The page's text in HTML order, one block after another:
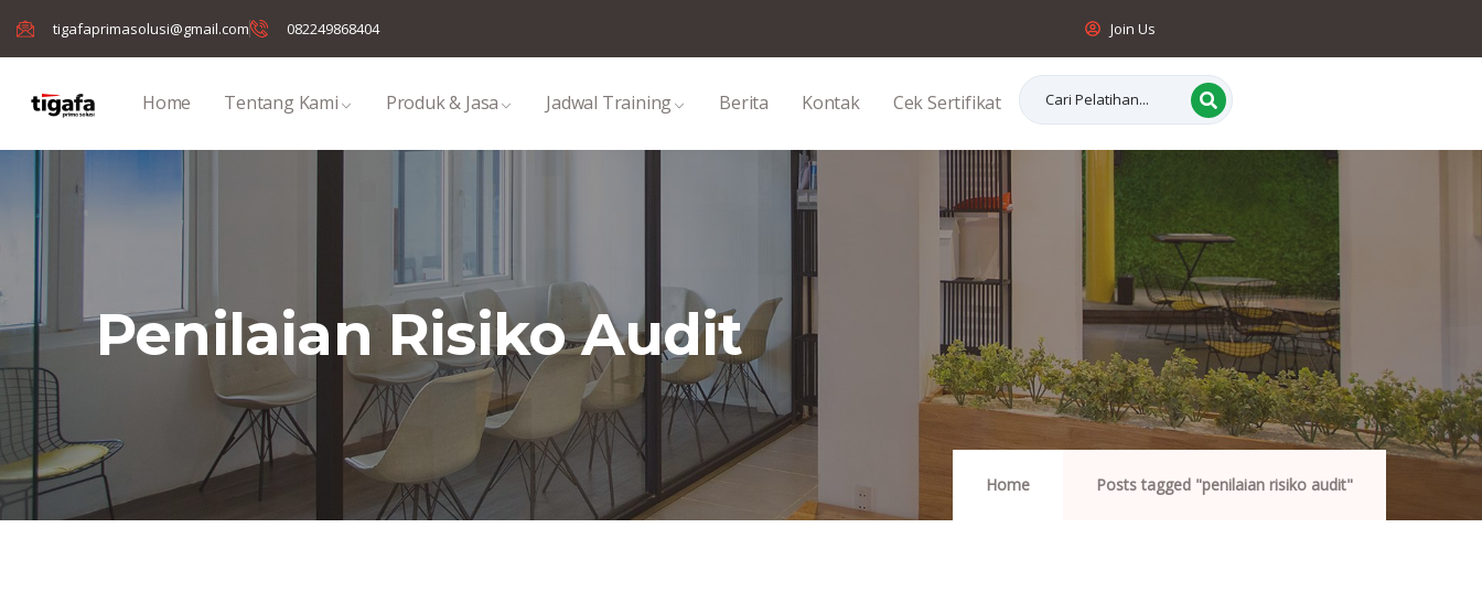
tigafaprimasolusi@gmail.com 082249868404 Join Us
Home Tentang Kami Produk & Jasa Jadwal Training Berita Kontak Cek Sertifikat
Penilaian Risiko Audit
Home Posts tagged "penilaian risiko audit"